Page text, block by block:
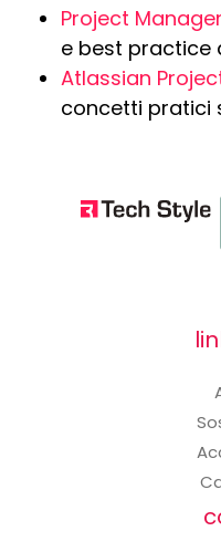
Project
e best practice
Atlassian
concetti pratici